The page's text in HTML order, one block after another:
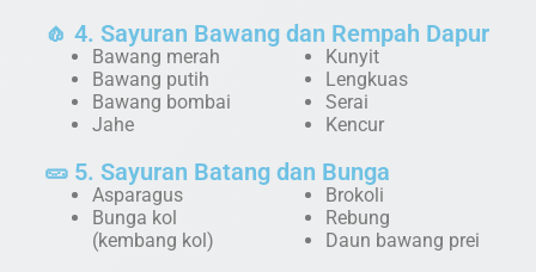
🧄 4. Sayuran Bawang dan Rempah Dapur
Bawang merah
Bawang putih
Bawang bombai
Jahe
Kunyit
Lengkuas
Serai
Kencur
🥒 5. Sayuran Batang dan Bunga
Asparagus
Bunga kol
(kembang kol)
Brokoli
Rebung
Daun bawang prei